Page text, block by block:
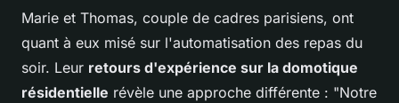
Marie et Thomas, couple de cadres parisiens, ont
quant à eux misé sur l'automatisation des repas du
soir. Leur retours d'expérience sur la domotique
résidentielle révèle une approche différente : "Notre